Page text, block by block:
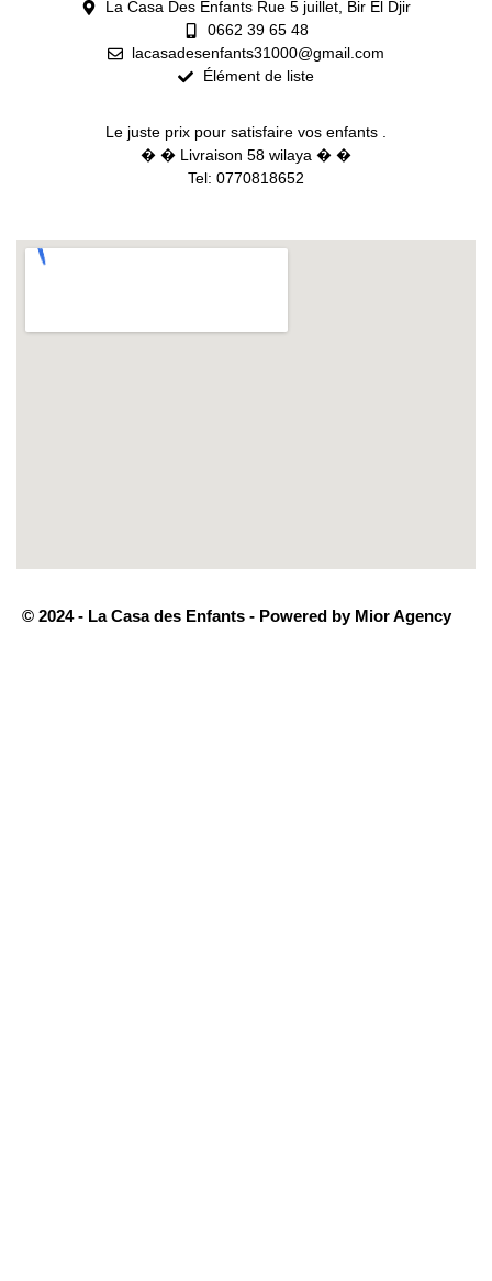
La Casa Des Enfants Rue 5 juillet, Bir El Djir
0662 39 65 48
lacasadesenfants31000@gmail.com
Élément de liste
Le juste prix pour satisfaire vos enfants .
� � Livraison 58 wilaya � �
Tel: 0770818652
© 2024 - La Casa des Enfants - Powered by Mior Agency